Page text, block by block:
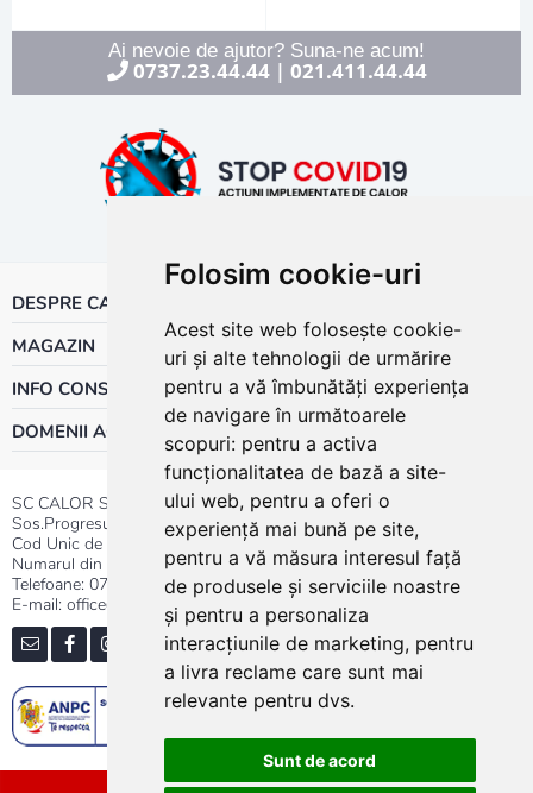
Folosim cookie-uri
Acest site web folosește cookie-
uri și alte tehnologii de urmărire
pentru a vă îmbunătăți experiența
de navigare în următoarele
scopuri: pentru a activa
funcționalitatea de bază a site-
ului web, pentru a oferi o
experiență mai bună pe site,
pentru a vă măsura interesul față
de produsele și serviciile noastre
și pentru a personaliza
interacțiunile de marketing, pentru
a livra reclame care sunt mai
relevante pentru dvs.
Sunt de acord
Ai nevoie de ajutor? Suna-ne acum!
0737.23.44.44| 021.411.44.44
DESPRE CALOR
MAGAZIN
INFO CONSUMATOR
DOMENII ACTIVITATE
SC CALOR SRL
Sos.Progresului nr.30-40, Sector 5, Bucuresti
Cod Unic de Inregistrare: RO 3004724
Numarul din Registrul Comertului:J40/13176/1991
Telefoane: 0737.23.44.44|021.411.44.44
E-mail: office@calor.ro